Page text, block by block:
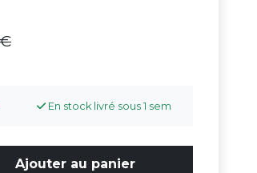
En stock livré sous 1 sem
Ajouter au panier